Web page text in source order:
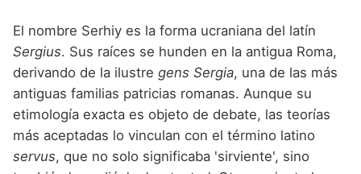
Nombres de niño que empiezan por W
Nombres de niño que empiezan por X
Nombres de niño que empiezan por Y
Nombres de niño que empiezan por Z
El nombre Serhiy es la forma ucraniana del latín
Sergius. Sus raíces se hunden en la antigua Roma,
derivando de la ilustre gens Sergia, una de las más
antiguas familias patricias romanas. Aunque su
etimología exacta es objeto de debate, las teorías
más aceptadas lo vinculan con el término latino
servus, que no solo significaba 'sirviente', sino